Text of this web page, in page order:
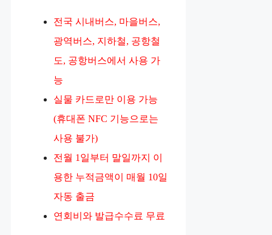
전국 시내버스, 마을버스,
광역버스, 지하철, 공항철
도, 공항버스에서 사용 가
능
실물 카드로만 이용 가능
(휴대폰 NFC 기능으로는
사용 불가)
전월 1일부터 말일까지 이
용한 누적금액이 매월 10일
자동 출금
연회비와 발급수수료 무료